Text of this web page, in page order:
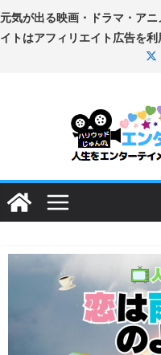
コ
ン
プ